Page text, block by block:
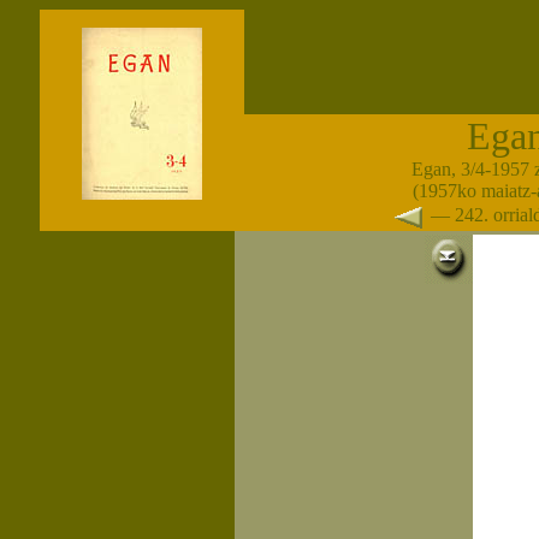
Egan, 3/4-1957
(1957ko
— 242.